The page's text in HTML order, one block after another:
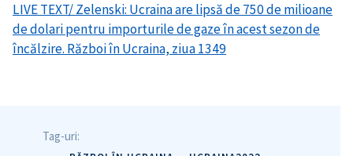
LIVE TEXT/ Zelenski: Ucraina are lipsă de 750 de milioane
de dolari pentru importurile de gaze în acest sezon de
încălzire. Război în Ucraina, ziua 1349
Tag-uri:ȘTIREA MEA